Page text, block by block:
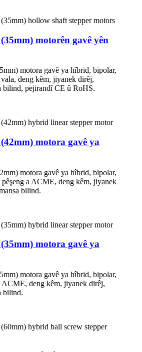
motorên gavê yên
motora gavê ya hîbrid, bipolar,
deng kêm, jiyanek dirêj,
bilind, pejirandî CE û RoHS.
motora gavê ya
motora gavê ya hîbrid, bipolar,
pêşeng a ACME, deng kêm, jiyanek
bilind.
motora gavê ya
motora gavê ya hîbrid, bipolar,
ACME, deng kêm, jiyanek dirêj,
bilind.